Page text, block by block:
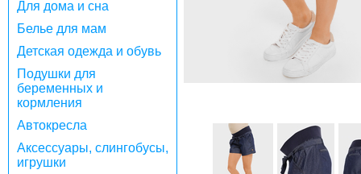
Для дома и сна
Белье для мам
Детская одежда и обувь
Подушки для
беременных и
кормления
Автокресла
Аксессуары, слингобусы,
игрушки